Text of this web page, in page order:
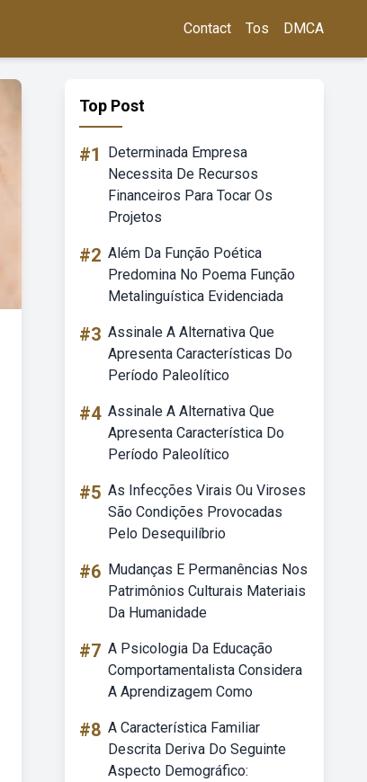
Contact Tos DMCA
Top Post
#1
Determinada Empresa
Necessita De Recursos
Financeiros Para Tocar Os
Projetos
#2 Além Da Função Poética
Predomina No Poema Função
Metalinguística Evidenciada
#3 Assinale A Alternativa Que
Apresenta Características Do
Período Paleolítico
#4 Assinale A Alternativa Que
Apresenta Característica Do
Período Paleolítico
#5 As Infecções Virais Ou Viroses
São Condições Provocadas
Pelo Desequilíbrio
#6 Mudanças E Permanências Nos
Patrimônios Culturais Materiais
Da Humanidade
#7 A Psicologia Da Educação
Comportamentalista Considera
A Aprendizagem Como
#8 A Característica Familiar
Descrita Deriva Do Seguinte
Aspecto Demográfico: